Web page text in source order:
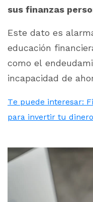
sus finanzas
Este dato es
educación
como el
incapacidad de
Te puede interesar:
para invertir tu dinero